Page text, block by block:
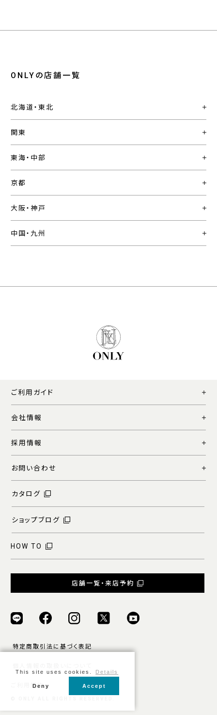
ONLYの店舗一覧
北海道・東北
関東
東海・中部
京都
大阪・神戸
中国・九州
ご利用ガイド
会社情報
採用情報
お問い合わせ
カタログ
ショップブログ
HOW TO
店舗一覧・来店予約
特定商取引法に基づく表記
ご利用規約
This site uses cookies. Details
Deny Accept